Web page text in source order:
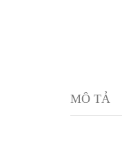
MÔ TẢ